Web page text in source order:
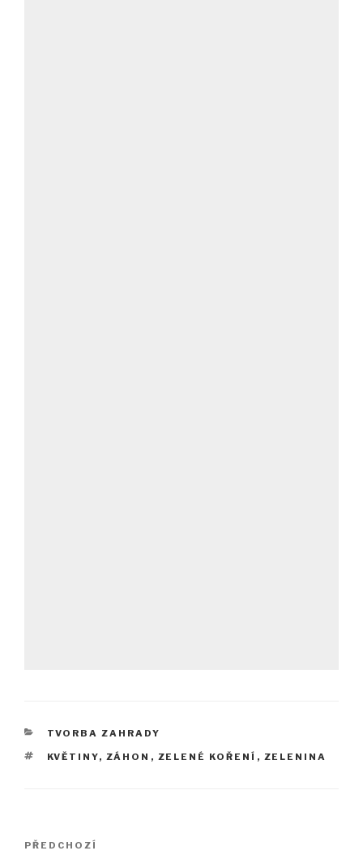
RUBRIKY
TVORBA ZAHRADY
ŠTÍTKY
KVĚTINY, ZÁHON , ZELENÉ KOŘENÍ , ZELENINA
Navigace
Předchozí
PŘEDCHOZÍ